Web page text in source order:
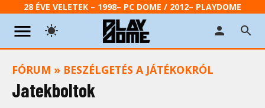
28 ÉVE VELETEK – 1998– PC DOME / 2012– PLAYDOME
FÓRUM » BESZÉLGETÉS A JÁTÉKOKRÓL
Jatekboltok